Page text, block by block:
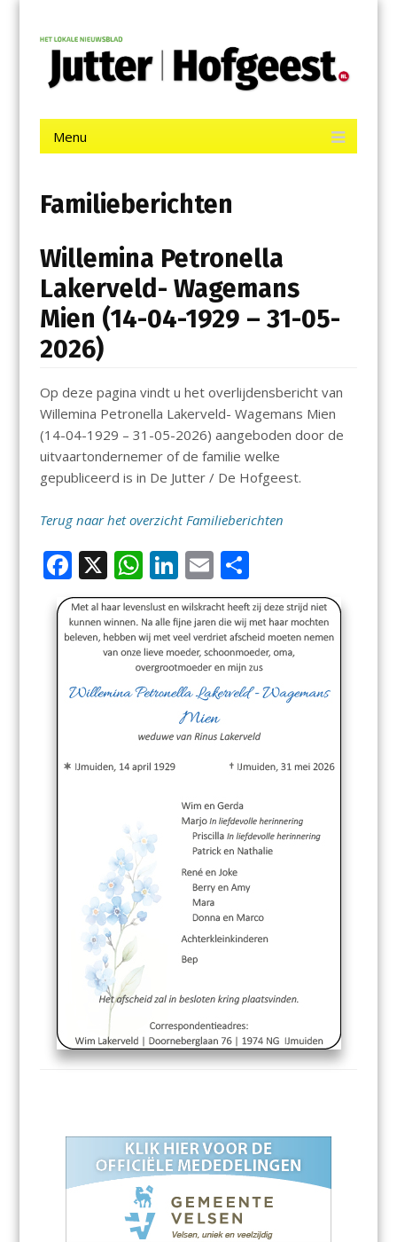
contentJutter | Hofgeest
Menu
Familieberichten
Willemina Petronella
Lakerveld- Wagemans
Mien (14-04-1929 – 31-05-
2026)
Op deze pagina vindt u het overlijdensbericht van
Willemina Petronella Lakerveld- Wagemans Mien
(14-04-1929 – 31-05-2026) aangeboden door de
uitvaartondernemer of de familie welke
gepubliceerd is in De Jutter / De Hofgeest.
Terug naar het overzicht Familieberichten
F
ac
e
b
o
o
X W
h
at
s
A
p
p
Li
n
k
e
dI
n
E
m
ai
l
D
el
e
n